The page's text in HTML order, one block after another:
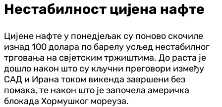
Нестабилност цијена нафте
Цијене нафте у понедјељак су поново скочиле
изнад 100 долара по барелу усљед нестабилног
трговања на свјетским тржиштима. До раста је
дошло након што су кључни преговори између
САД и Ирана током викенда завршени без
помака, те након што је започела америчка
блокада Хормушког мореуза.